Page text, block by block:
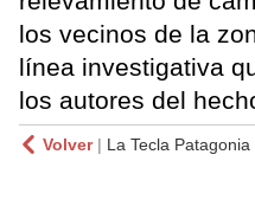
los vecinos de la
línea investigativa
los autores del
Volver| La Tecla Patagonia